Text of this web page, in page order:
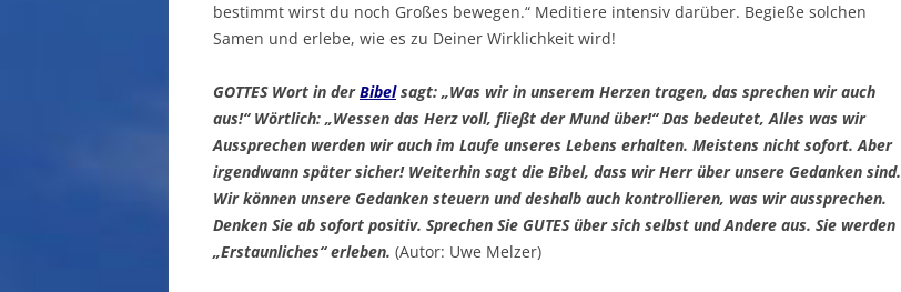
bestimmt wirst du noch Großes bewegen.“ Meditiere intensiv darüber. Begieße solchen
Samen und erlebe, wie es zu Deiner Wirklichkeit wird!
GOTTES Wort in derBibelsagt: „Was wir in unserem Herzen tragen, das sprechen wir auch
aus!“ Wörtlich: „Wessen das Herz voll, fließt der Mund über!“ Das bedeutet, Alles was wir
Aussprechen werden wir auch im Laufe unseres Lebens erhalten. Meistens nicht sofort. Aber
irgendwann später sicher! Weiterhin sagt die Bibel, dass wir Herr über unsere Gedanken sind.
Wir können unsere Gedanken steuern und deshalb auch kontrollieren, was wir aussprechen.
Denken Sie ab sofort positiv. Sprechen Sie GUTES über sich selbst und Andere aus. Sie werden
„Erstaunliches“ erleben. (Autor: Uwe Melzer)